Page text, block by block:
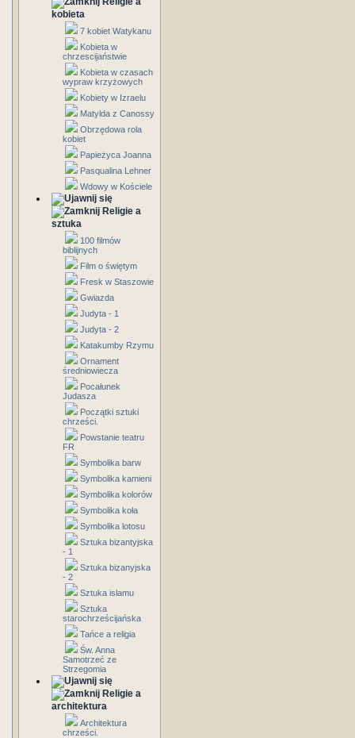
kobieta
7 kobiet Watykanu
Kobieta w
chrzescijaństwie
Kobieta w czasach
wypraw krzyżowych
Kobiety w Izraelu
Matylda z Canossy
Obrzędowa rola
kobiet
Papieżyca Joanna
Pasqualina Lehner
Wdowy w Kościele
Religie a
sztuka
100 filmów
biblijnych
Film o świętym
Fresk w Staszowie
Gwiazda
Judyta - 1
Judyta - 2
Katakumby Rzymu
Ornament
średniowiecza
Pocałunek
Judasza
Początki sztuki
chrześci.
Powstanie teatru
FR
Symbolika barw
Symbolika kamieni
Symbolika kolorów
Symbolika koła
Symbolika lotosu
Sztuka bizantyjska
- 1
Sztuka bizanyjska
- 2
Sztuka islamu
Sztuka
starochrześcijańska
Tańce a religia
Św. Anna
Samotrzeć ze
Strzegomia
Religie a
architektura
Architektura
chrześci.